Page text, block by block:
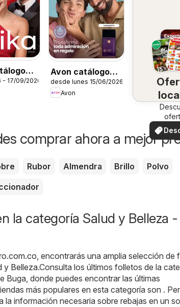
17/09/2026
Avon catálogo
Ciclo 8
desde lunes 15/06/2026
Avon
comprar ahora a mejor
Rubor Almendra Brillo
Polvo
la categoría Salud y Belleza -
, encontrarás una amplia selección de
y Belleza.Consulta los últimos folletos de la
Buga, donde puedes encontrar las últimas
más populares en esta categoría son .
la información necesaria sobre rebajas en un